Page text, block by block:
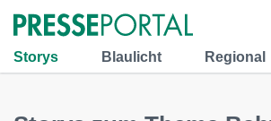
Storys Blaulicht Regional